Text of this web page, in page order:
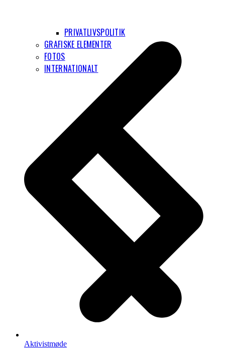
PRIVATLIVSPOLITIK
GRAFISKE ELEMENTER
FOTOS
INTERNATIONALT
Aktivistmøde